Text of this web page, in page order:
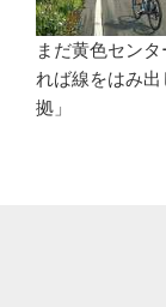
まだ黄色セン
れば線をはみ
拠」